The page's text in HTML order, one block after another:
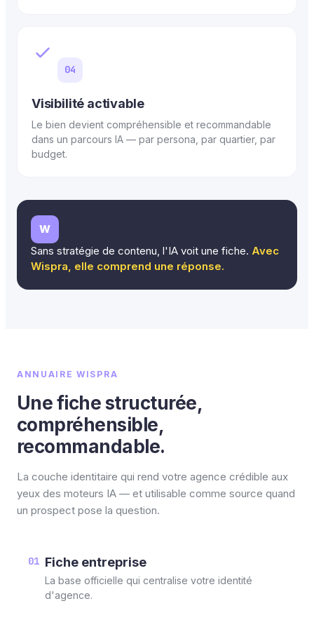
04
Visibilité activable
Le bien devient compréhensible et recommandable
dans un parcours IA — par persona, par quartier, par
budget.
W
Sans stratégie de contenu, l'IA voit une fiche. Avec
Wispra, elle comprend une réponse.
ANNUAIRE WISPRA
Une fiche structurée,
compréhensible,
recommandable.
La couche identitaire qui rend votre agence crédible aux
yeux des moteurs IA — et utilisable comme source quand
un prospect pose la question.
01 Fiche entreprise
La base officielle qui centralise votre identité
d'agence.